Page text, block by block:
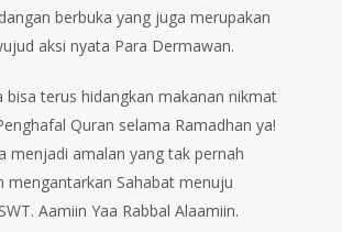
berbuka yang juga merupakan
aksi nyata Para Dermawan.
bisa terus hidangkan makanan nikmat
Quran selama Ramadhan ya!
menjadi amalan yang tak pernah
mengantarkan Sahabat menuju
Aamiin Yaa Rabbal Alaamiin.